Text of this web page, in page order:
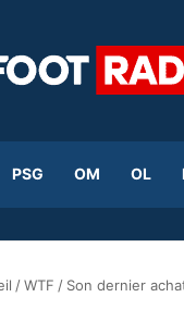
PSG OM OL
/WTF / Son dernier